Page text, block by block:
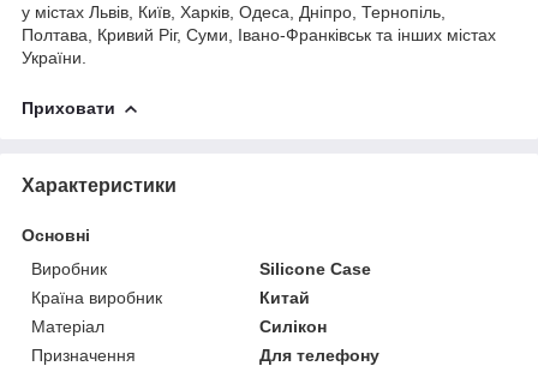
у містах Львів, Київ, Харків, Одеса, Дніпро, Тернопіль,
Полтава, Кривий Ріг, Суми, Івано-Франківськ та інших містах
України.
Приховати
Характеристики
Основні
Виробник
Silicone Case
Країна виробник
Китай
Матеріал
Силікон
Призначення
Для телефону